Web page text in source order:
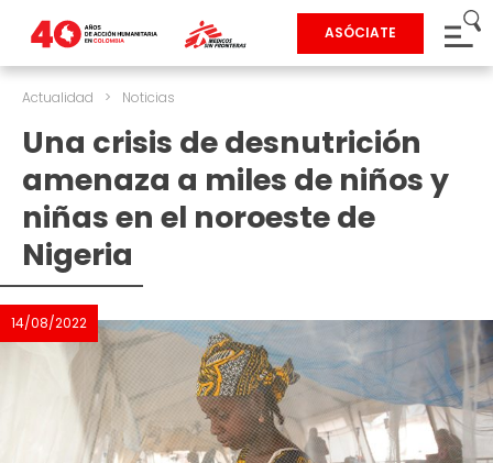
ASÓCIATE
Actualidad > Noticias
Una crisis de desnutrición
amenaza a miles de niños y
niñas en el noroeste de
Nigeria
14/08/2022